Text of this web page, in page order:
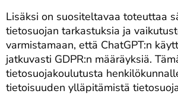
Lisäksi on suositeltavaa toteuttaa
tietosuojan tarkastuksia ja
varmistamaan, että ChatGPT:n
jatkuvasti GDPR:n määräyksiä.
tietosuojakoulutusta
tietoisuuden ylläpitämistä